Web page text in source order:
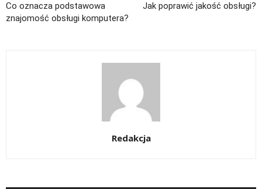
Co oznacza podstawowa
znajomość obsługi komputera?
Jak poprawić jakość obsługi?
Redakcja